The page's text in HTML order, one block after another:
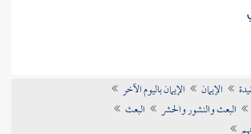
الإيمان
الإيمان باليوم الآخر
البعث والنشور والحشر
البعث